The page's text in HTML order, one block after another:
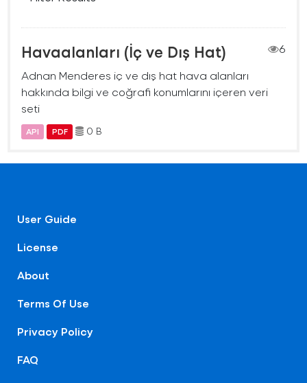
Havaalanları (İç ve Dış Hat)
6
Adnan Menderes iç ve dış hat hava alanları
hakkında bilgi ve coğrafi konumlarını içeren veri
seti
API PDF 0 B
User Guide
License
About
Terms Of Use
Privacy Policy
FAQ